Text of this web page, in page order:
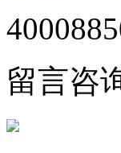
留言咨